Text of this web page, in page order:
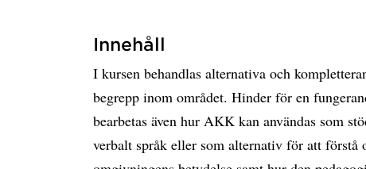
Innehåll
I kursen behandlas alternativa och
begrepp inom området. Hinder för en
bearbetas även hur AKK kan användas som
verbalt språk eller som alternativ för att förstå